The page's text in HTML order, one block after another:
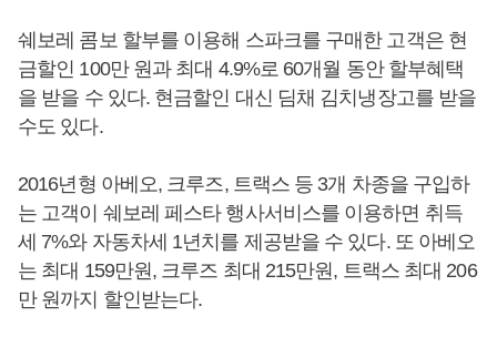
쉐보레 콤보 할부를 이용해 스파크를 구매한 고객은 현
금할인 100만 원과 최대 4.9%로 60개월 동안 할부혜택
을 받을 수 있다. 현금할인 대신 딤채 김치냉장고를 받을
수도 있다.
2016년형 아베오, 크루즈, 트랙스 등 3개 차종을 구입하
는 고객이 쉐보레 페스타 행사서비스를 이용하면 취득
세 7%와 자동차세 1년치를 제공받을 수 있다. 또 아베오
는 최대 159만원, 크루즈 최대 215만원, 트랙스 최대 206
만 원까지 할인받는다.